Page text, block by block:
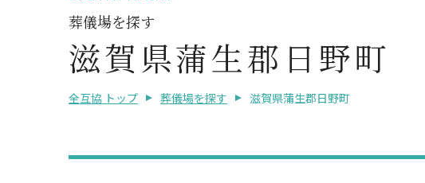
葬儀場を探す
滋賀県蒲生郡日野町
全互協 トップ 葬儀場を探す 滋賀県蒲生郡日野町